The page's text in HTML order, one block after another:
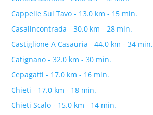
Cappelle Sul Tavo - 13.0 km - 15 min.
Casalincontrada - 30.0 km - 28 min.
Castiglione A Casauria - 44.0 km - 34 min.
Catignano - 32.0 km - 30 min.
Cepagatti - 17.0 km - 16 min.
Chieti - 17.0 km - 18 min.
Chieti Scalo - 15.0 km - 14 min.